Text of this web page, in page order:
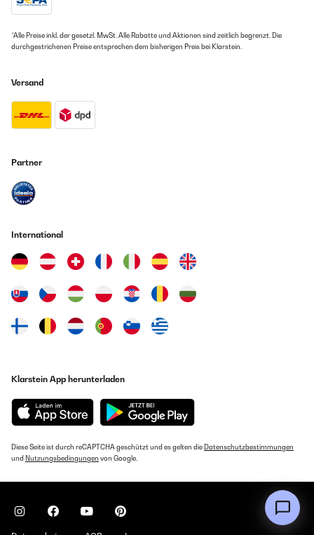
*Alle Preise inkl. der gesetzl. MwSt. Alle Rabatte und Aktionen sind zeitlich begrenzt. Die
durchgestrichenen Preise entsprechen dem bisherigen Preis bei Klarstein.
Versand
Partner
International
Klarstein App herunterladen
Diese Seite ist durch reCAPTCHA geschützt und es gelten die Datenschutzbestimmungen
und Nutzungsbedingungen von Google.